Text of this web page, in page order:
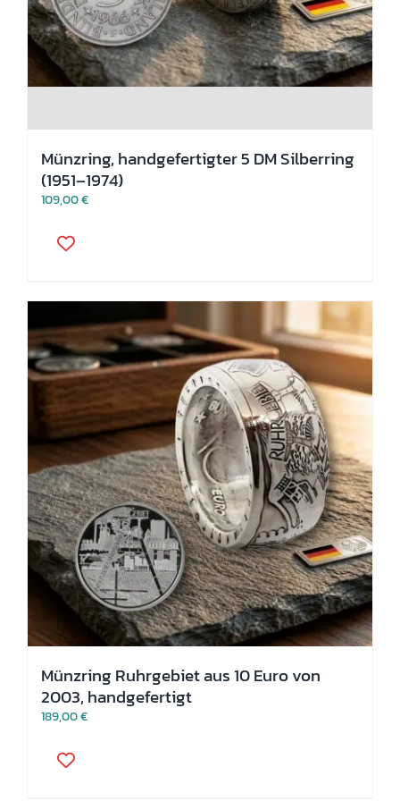
Münzring, handgefertigter 5 DM Silberring
(1951–1974)
109,00€
Produkt
Die
Optionen
können
auf
der
Produktseite
gewählt
werden
Münzring Ruhrgebiet aus 10 Euro von
2003, handgefertigt
189,00€
Produkt